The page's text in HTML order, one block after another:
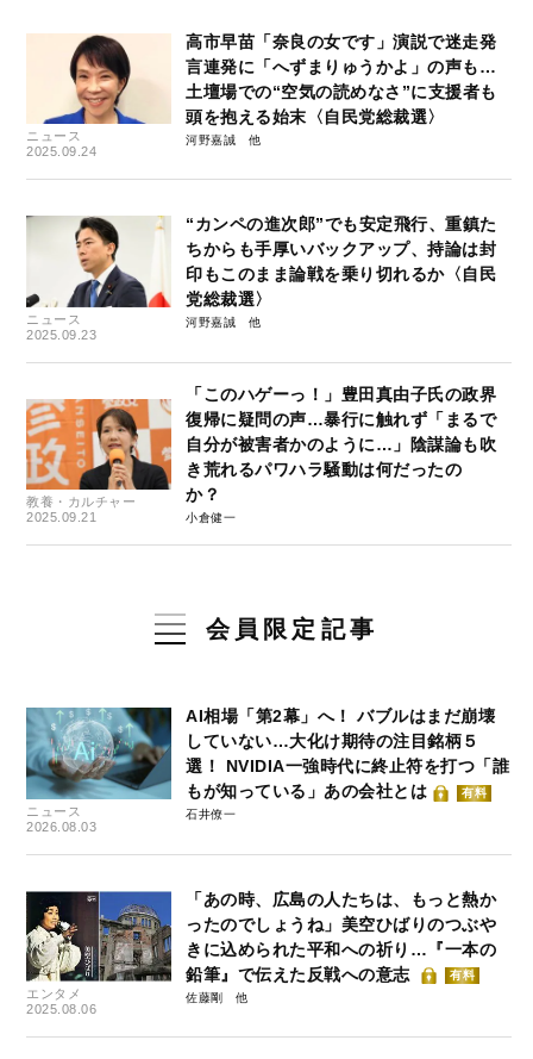
ニュース
2025.09.24
高市早苗「奈良の女です」演説で迷走発
言連発に「へずまりゅうかよ」の声も…
土壇場での“空気の読めなさ”に支援者も
頭を抱える始末〈自民党総裁選〉
河野嘉誠
ニュース
2025.09.23
“カンペの進次郎”でも安定飛行、重鎮た
ちからも手厚いバックアップ、持論は封
印もこのまま論戦を乗り切れるか〈自民
党総裁選〉
河野嘉誠
教養・カルチャー
2025.09.21
「このハゲーっ！」豊田真由子氏の政界
復帰に疑問の声…暴行に触れず「まるで
自分が被害者かのように…」陰謀論も吹
き荒れるパワハラ騒動は何だったの
か？
小倉健一
会員限定記事
ニュース
2026.08.03
AI相場「第2幕」へ！ バブルはまだ崩壊
していない…大化け期待の注目銘柄５
選！ NVIDIA一強時代に終止符を打つ「誰
もが知っている」あの会社とは
有料
石井僚一
エンタメ
2025.08.06
「あの時、広島の人たちは、もっと熱か
ったのでしょうね」美空ひばりのつぶや
きに込められた平和への祈り…『一本の
鉛筆』で伝えた反戦への意志
有料
佐藤剛